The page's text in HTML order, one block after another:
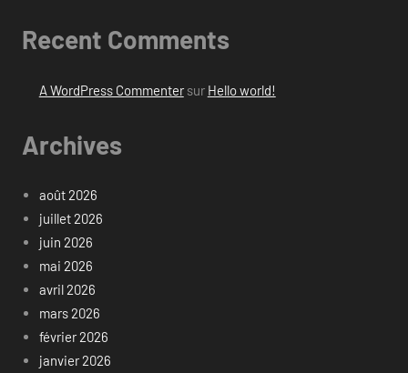
Recent Comments
A WordPress Commentersur Hello world!
Archives
août 2026
juillet 2026
juin 2026
mai 2026
avril 2026
mars 2026
février 2026
janvier 2026